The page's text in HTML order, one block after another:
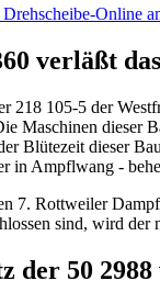
Online
verläßt
218 105-5 der
Maschinen dieser
Blütezeit dieser
in Ampflwang -
7. Rottweiler
sind, wird
der 50